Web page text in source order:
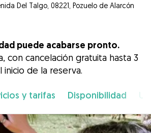
Del Talgo, 08221, Pozuelo de Alarcón
puede acabarse pronto.
con cancelación gratuita hasta 3
inicio de la reserva.
y tarifas Disponibilidad